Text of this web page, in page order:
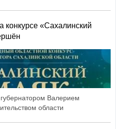
конкурсе «Сахалинский
Валерием
области